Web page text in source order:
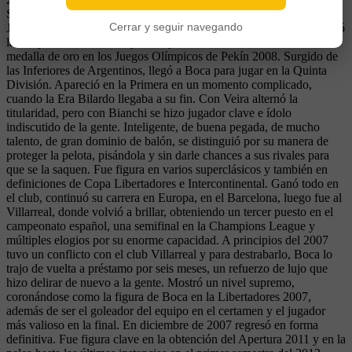
Selección siendo jugador boquense, además de integrar la Selección
Juvenil que ganó el Mundial en Malasia 1997. Con la mayor disputó
las Copas América 1999 y 2007 y el Mundial 2006. Y obtuvo la
medalla de oro en los Juegos Olímpicos de Pekín 2008. Surgido de
las Inferiores de Argentinos, llegó a Boca para jugar en la Quinta
División. Apareció en la Primera en un momento complicado,
cuando la Era Bilardo llegaba a su fin. Con Veira alternó la
titularidad, pero con Bianchi se hizo jugador clave e ídolo
indiscutido de la gente. Inteligente, de buena pegada, de mucho
talento, de gran dominio de balón, se distinguió por su manera de
proteger la pelota, pisándola y sin darle chances a sus rivales para
que se la saquen. Fue figura en varios superclásicos y también en
definiciones de Copa Libertadores e Intercontinental. Ganó todo en
el club, continuó su carrera en Europa, en el Barcelona, luego fue al
Villarreal, donde volvió a brillar, obteniendo un tercer puesto en el
campeonato español, una semifinal en la Champions League y
múltiples elogios por su enorme capacidad. A principios del 2007
tuvo un conflicto con el club Villarreal y para destrabarlo, Boca lo
trajo de vuelta a préstamo por seis meses, un refuerzo de lujo que
hizo delirar de nuevo a la gente. Mostró un nivel supremo,
coronándose como la figura de Boca en la Libertadores 2007,
además de ser el goleador del equipo en el certamen y el jugador
más valioso en la final. En diciembre de 2007 regresó en forma
definitiva. Fue figura clave en la obtención del Apertura 2011 y en la
Cerrar y seguir navegando